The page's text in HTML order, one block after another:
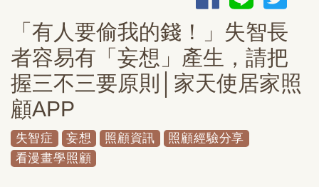
「有人要偷我的錢！」失智長
者容易有「妄想」產生，請把
握三不三要原則│家天使居家照
顧APP
失智症 妄想 照顧資訊
照顧經驗分享
看漫畫學照顧